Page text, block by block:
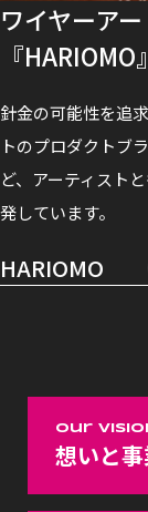
ワイヤーア
『HARIOMO』
針金の可能性を追
トのプロダクトブ
ど、アーティスト
発しています。
HARIOMO
Our
想いと